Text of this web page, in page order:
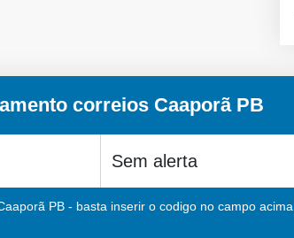
correios Caaporã PB
PB - basta inserir o codigo no campo